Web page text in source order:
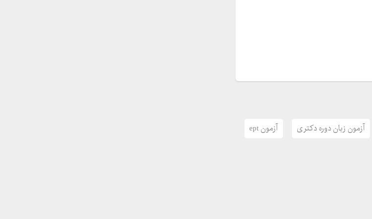
آزمون زبان دوره دکتری آزمون ept